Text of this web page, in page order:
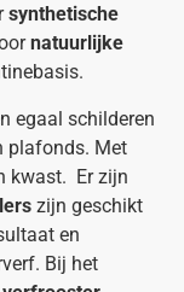
synthetische
natuurlijke
egaal schilderen
plafonds. Met
kwast. Er zijn
zijn geschikt
en
Bij het